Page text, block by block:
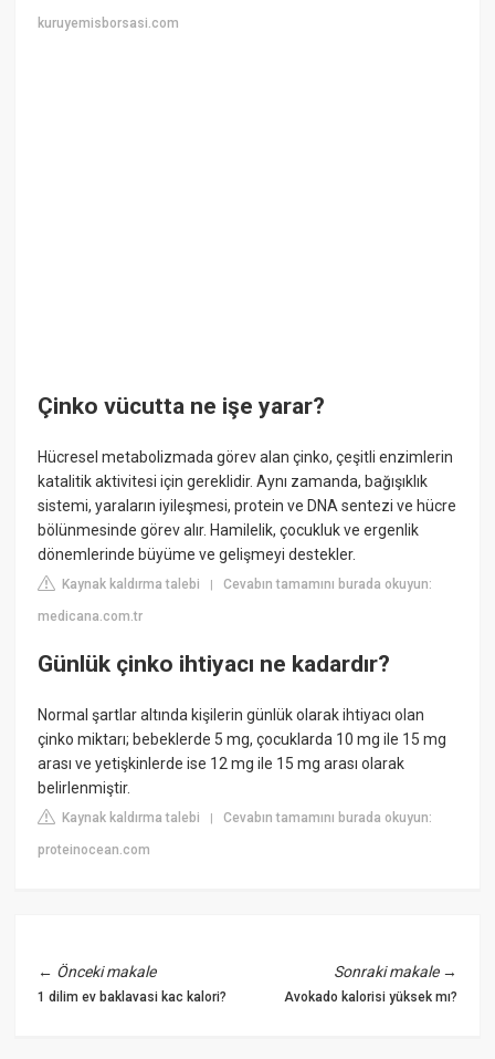
kuruyemisborsasi.com
Çinko vücutta ne işe yarar?
Hücresel metabolizmada görev alan çinko, çeşitli enzimlerin
katalitik aktivitesi için gereklidir. Aynı zamanda, bağışıklık
sistemi, yaraların iyileşmesi, protein ve DNA sentezi ve hücre
bölünmesinde görev alır. Hamilelik, çocukluk ve ergenlik
dönemlerinde büyüme ve gelişmeyi destekler.
Kaynak kaldırma talebi |Cevabın tamamını burada okuyun:
medicana.com.tr
Günlük çinko ihtiyacı ne kadardır?
Normal şartlar altında kişilerin günlük olarak ihtiyacı olan
çinko miktarı; bebeklerde 5 mg, çocuklarda 10 mg ile 15 mg
arası ve yetişkinlerde ise 12 mg ile 15 mg arası olarak
belirlenmiştir.
Kaynak kaldırma talebi |Cevabın tamamını burada okuyun:
proteinocean.com
← Önceki makale
1 dilim ev baklavasi kac kalori?
Sonraki makale→
Avokado kalorisi yüksek mı?